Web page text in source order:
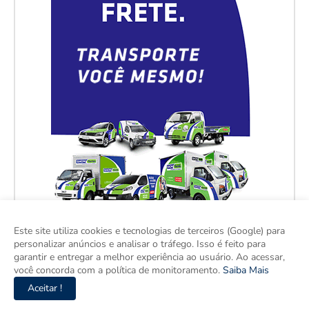
Este site utiliza cookies e tecnologias de terceiros (Google) para
personalizar anúncios e analisar o tráfego. Isso é feito para
garantir e entregar a melhor experiência ao usuário. Ao acessar,
você concorda com a política de monitoramento. Saiba Mais
Aceitar !